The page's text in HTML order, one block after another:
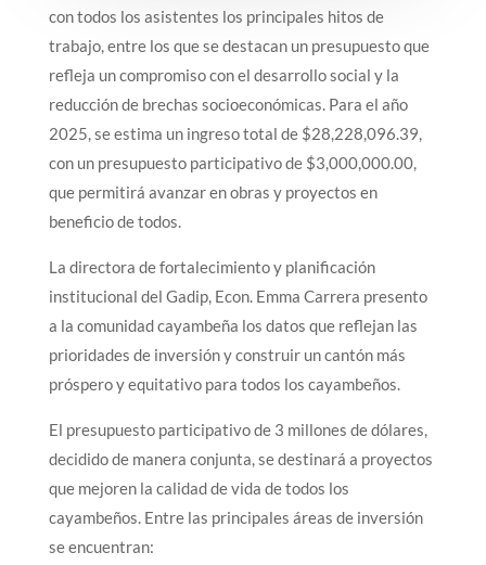
con todos los asistentes los principales hitos de
trabajo, entre los que se destacan un presupuesto que
refleja un compromiso con el desarrollo social y la
reducción de brechas socioeconómicas. Para el año
2025, se estima un ingreso total de $28,228,096.39,
con un presupuesto participativo de $3,000,000.00,
que permitirá avanzar en obras y proyectos en
beneficio de todos.
La directora de fortalecimiento y planificación
institucional del Gadip, Econ. Emma Carrera presento
a la comunidad cayambeña los datos que reflejan las
prioridades de inversión y construir un cantón más
próspero y equitativo para todos los cayambeños.
El presupuesto participativo de 3 millones de dólares,
decidido de manera conjunta, se destinará a proyectos
que mejoren la calidad de vida de todos los
cayambeños. Entre las principales áreas de inversión
se encuentran: